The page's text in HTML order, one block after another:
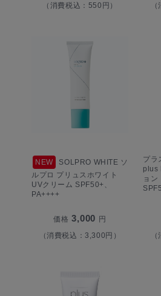
（消費税込：550円）
NEW
SOLPRO WHITE ソ
ルプロ プリュスホワイト
UVクリーム SPF50+、
PA++++
価格 3,000 円
（消費税込：3,300円）
プラ
plus
ョン